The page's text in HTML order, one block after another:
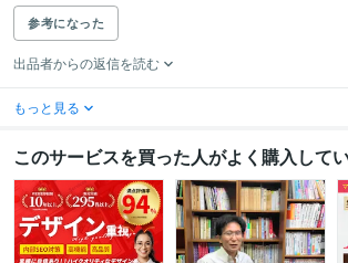
参考になった
出品者からの返信を読む
もっと見る
このサービスを買った人がよく購入して